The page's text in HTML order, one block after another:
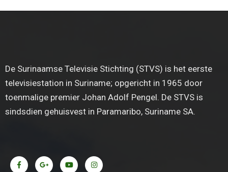
De Surinaamse Televisie Stichting (STVS) is het eerste
televisiestation in Suriname; opgericht in 1965 door
toenmalige premier Johan Adolf Pengel. De STVS is
sindsdien gehuisvest in Paramaribo, Suriname SA.